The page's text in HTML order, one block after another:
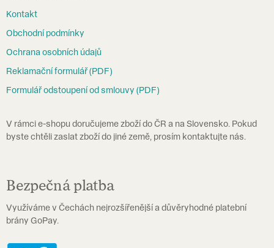
Kontakt
Obchodní podmínky
Ochrana osobních údajů
Reklamační formulář (PDF)
Formulář odstoupení od smlouvy (PDF)
V rámci e-shopu doručujeme zboží do ČR a na Slovensko. Pokud
byste chtěli zaslat zboží do jiné země, prosím kontaktujte nás.
Bezpečná platba
Využíváme v Čechách nejrozšířenější a důvěryhodné platební
brány GoPay.